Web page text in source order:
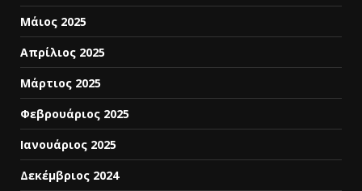
Μάιος 2025
Απρίλιος 2025
Μάρτιος 2025
Φεβρουάριος 2025
Ιανουάριος 2025
Δεκέμβριος 2024